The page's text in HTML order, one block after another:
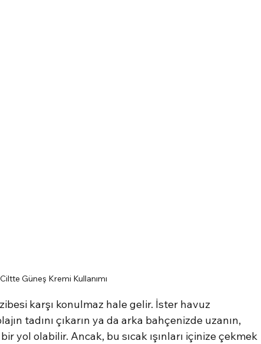
Güneş Kremi Kullanımı
karşı konulmaz hale gelir. İster havuz
tadını çıkarın ya da arka bahçenizde uzanın,
yol olabilir. Ancak, bu sıcak ışınları içinize çekmek